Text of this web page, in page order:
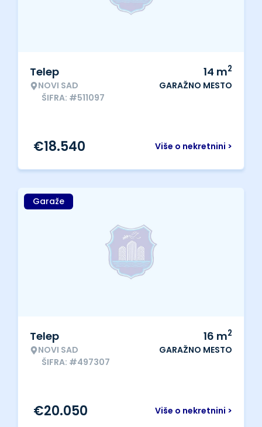
Telep
NOVI SAD
ŠIFRA: #511097
14 m2
GARAŽNO MESTO
Više o nekretnini >
€18.540
Garaže
Telep
NOVI SAD
ŠIFRA: #497307
16 m2
GARAŽNO MESTO
Više o nekretnini >
€20.050